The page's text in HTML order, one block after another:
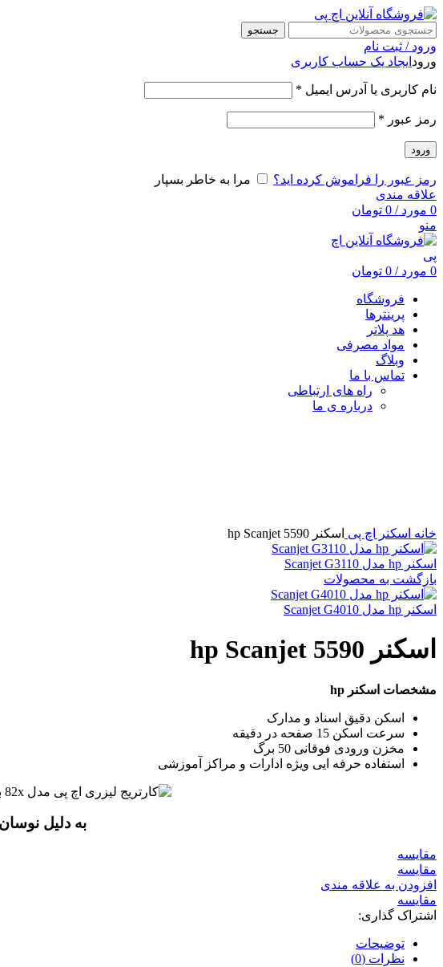
جستجو
ورود / ثبت نام
ورود ایجاد یک حساب کاربری
نام کاربری یا آدرس ایمیل *
رمز عبور *
ورود
رمز عبور را فراموش کرده اید؟
مرا به خاطر بسپار
علاقه مندی
0 مورد /
0 تومان
منو
0 مورد /
0 تومان
فروشگاه
پرینترها
هد پلاتر
مواد مصرفی
وبلاگ
تماس با ما
راه های ارتباطی
درباره ی ما
خانه اسکنر اچ پی اسکنر hp Scanjet 5590
اسکنر hp مدل Scanjet G3110
بازگشت به محصولات
اسکنر hp مدل Scanjet G4010
اسکنر hp Scanjet 5590
مشخصات اسکنر hp
اسکن دقیق اسناد و مدارک
سرعت اسکن 15 صفحه در دقیقه
مخزن ورودی فوقانی 50 برگ
استفاده حرفه ایی ویژه ادارات و مراکز آموزشی
به دلیل
مقايسه
مقایسه
افزودن به علاقه مندی
مقایسه
اشتراک گذاری:
توضیحات
نظرات (0)